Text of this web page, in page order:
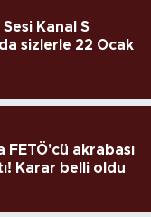
Kanal S
sizlerle 22 Ocak
FETÖ'cü akrabası
Karar belli oldu